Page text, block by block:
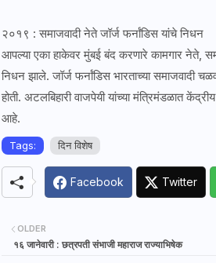
२०१९ : समाजवादी नेते जॉर्ज फर्नांडिस यांचे निधन
आपल्या एका हाकेवर मुंबई बंद करणारे कामगार नेते,
निधन झाले. जॉर्ज फर्नांडिस भारताच्या समाजवादी
होती. अटलबिहारी वाजपेयी यांच्या मंत्रिमंडळात
आहे.
Tags: दिन विशेष
Facebook Twitter
OLDER
१६ जानेवारी : छत्रपती संभाजी महाराज राज्याभिषेक